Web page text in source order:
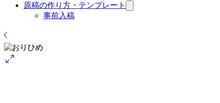
原稿の作り方・テンプレート
事前入稿